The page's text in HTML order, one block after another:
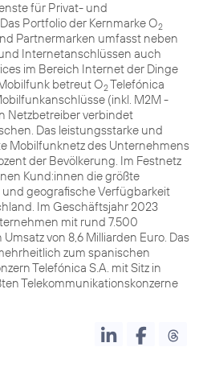
für Privat- und
Portfolio der Kernmarke O2
Partnermarken umfasst neben
Internetanschlüssen auch
im Bereich Internet der Dinge
betreut O2Telefónica
(inkl. M2M -
Netzbetreiber verbindet
Das leistungsstarke und
Mobilfunknetz des Unternehmens
der Bevölkerung. Im Festnetz
Kund:innen die größte
geografische Verfügbarkeit
Im Geschäftsjahr 2023
mit rund 7.500
von 8,6 Milliarden Euro. Das
zum spanischen
Telefónica S.A. mit Sitz in
Telekommunikationskonzerne